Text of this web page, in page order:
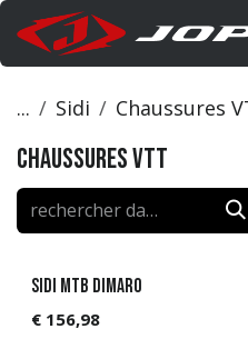
Se rendre au contenu
... Sidi Chaussures
Chaussures VTT
Sidi MTB Dimaro
€ 156,98